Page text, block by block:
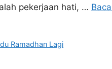
pekerjaan hati, …
Ramadhan Lagi